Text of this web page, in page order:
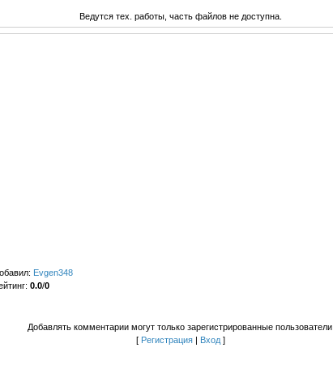
Ведутся тех. работы, часть файлов не доступна.
: Evgen348
: 0.0/0
Добавлять комментарии могут только зарегистрированные пользователи.
[ Регистрация Вход ]